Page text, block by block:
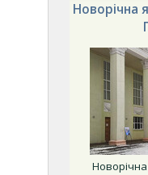
Новорічна